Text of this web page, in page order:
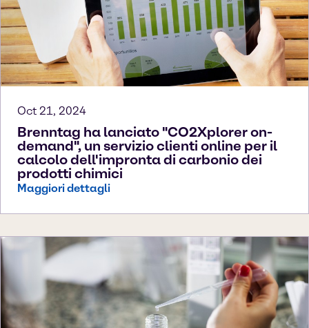
Oct 21, 2024
Brenntag ha lanciato "CO2Xplorer on-
demand", un servizio clienti online per il
calcolo dell'impronta di carbonio dei
prodotti chimici
Maggiori dettagli